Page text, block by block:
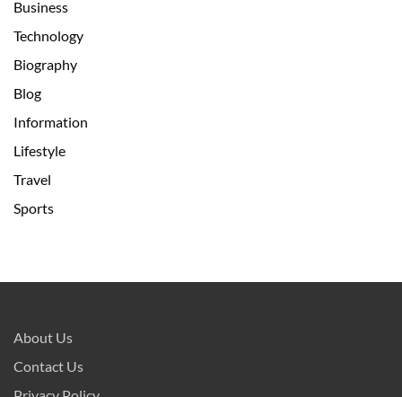
Business
Technology
Biography
Blog
Information
Lifestyle
Travel
Sports
About Us
Contact Us